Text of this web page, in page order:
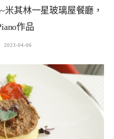
米其林一星玻璃屋餐廳，
作品
2023-04-06